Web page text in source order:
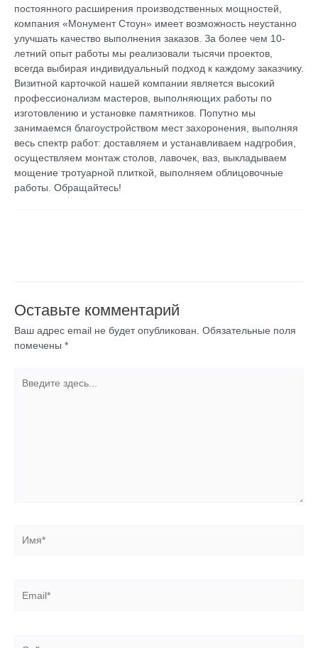
постоянного расширения производственных мощностей,
компания «Монумент Стоун» имеет возможность неустанно
улучшать качество выполнения заказов. За более чем 10-
летний опыт работы мы реализовали тысячи проектов,
всегда выбирая индивидуальный подход к каждому заказчику.
Визитной карточкой нашей компании является высокий
профессионализм мастеров, выполняющих работы по
изготовлению и установке памятников. Попутно мы
занимаемся благоустройством мест захоронения, выполняя
весь спектр работ: доставляем и устанавливаем надгробия,
осуществляем монтаж столов, лавочек, ваз, выкладываем
мощение тротуарной плиткой, выполняем облицовочные
работы. Обращайтесь!
Оставьте комментарий
Ваш адрес email не будет опубликован. Обязательные поля
помечены *
здесь...